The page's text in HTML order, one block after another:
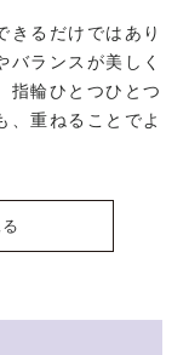
きるだけではあり
バランスが美しく
指輪ひとつひとつ
、重ねることでよ